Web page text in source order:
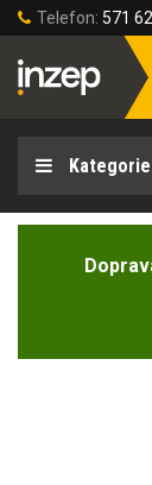
Telefon: 571
Kategorie